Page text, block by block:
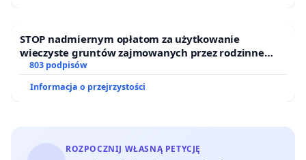
STOP nadmiernym opłatom za użytkowanie
wieczyste gruntów zajmowanych przez rodzinne
ogrody działkowe.
803 podpisów
Informacja o przejrzystości
ROZPOCZNIJ WŁASNĄ PETYCJĘ